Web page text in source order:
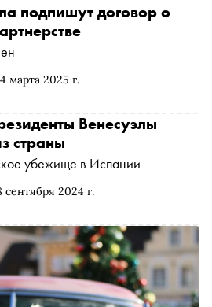
марта 2025 г.
подпишут договор о
сентября 2024 г.
Венесуэлы
страны
убежище в Испании